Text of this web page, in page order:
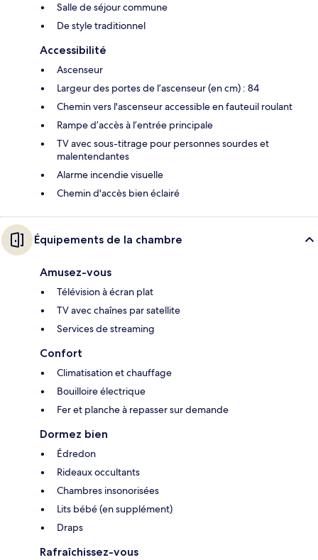
Salle de séjour commune
De style traditionnel
Accessibilité
Ascenseur
Largeur des portes de l’ascenseur (en cm) : 84
Chemin vers l'ascenseur accessible en fauteuil roulant
Rampe d’accès à l’entrée principale
TV avec sous-titrage pour personnes sourdes et
malentendantes
Alarme incendie visuelle
Chemin d'accès bien éclairé
Équipements de la chambre
Amusez-vous
Télévision à écran plat
TV avec chaînes par satellite
Services de streaming
Confort
Climatisation et chauffage
Bouilloire électrique
Fer et planche à repasser sur demande
Dormez bien
Édredon
Rideaux occultants
Chambres insonorisées
Lits bébé (en supplément)
Draps
Rafraîchissez-vous